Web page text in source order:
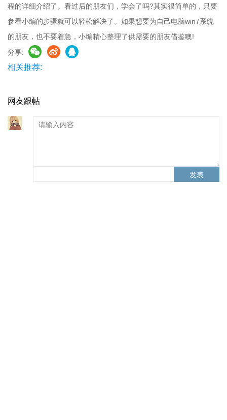
程的详细介绍了。看过后的朋友们，学会了吗?其实很简单的，只要
参看小编的步骤就可以轻松解决了。如果想要为自己电脑win7系统
的朋友，也不要着急，小编精心整理了供需要的朋友借鉴噢!
分享:
相关推荐:
网友跟帖
发表